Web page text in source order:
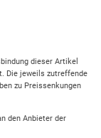
dieser Artikel
Die jeweils zutreffende
zu Preissenkungen
den Anbieter der